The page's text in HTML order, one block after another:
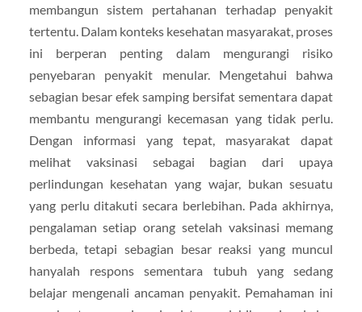
membangun sistem pertahanan terhadap penyakit
tertentu. Dalam konteks kesehatan masyarakat, proses
ini berperan penting dalam mengurangi risiko
penyebaran penyakit menular. Mengetahui bahwa
sebagian besar efek samping bersifat sementara dapat
membantu mengurangi kecemasan yang tidak perlu.
Dengan informasi yang tepat, masyarakat dapat
melihat vaksinasi sebagai bagian dari upaya
perlindungan kesehatan yang wajar, bukan sesuatu
yang perlu ditakuti secara berlebihan. Pada akhirnya,
pengalaman setiap orang setelah vaksinasi memang
berbeda, tetapi sebagian besar reaksi yang muncul
hanyalah respons sementara tubuh yang sedang
belajar mengenali ancaman penyakit. Pemahaman ini